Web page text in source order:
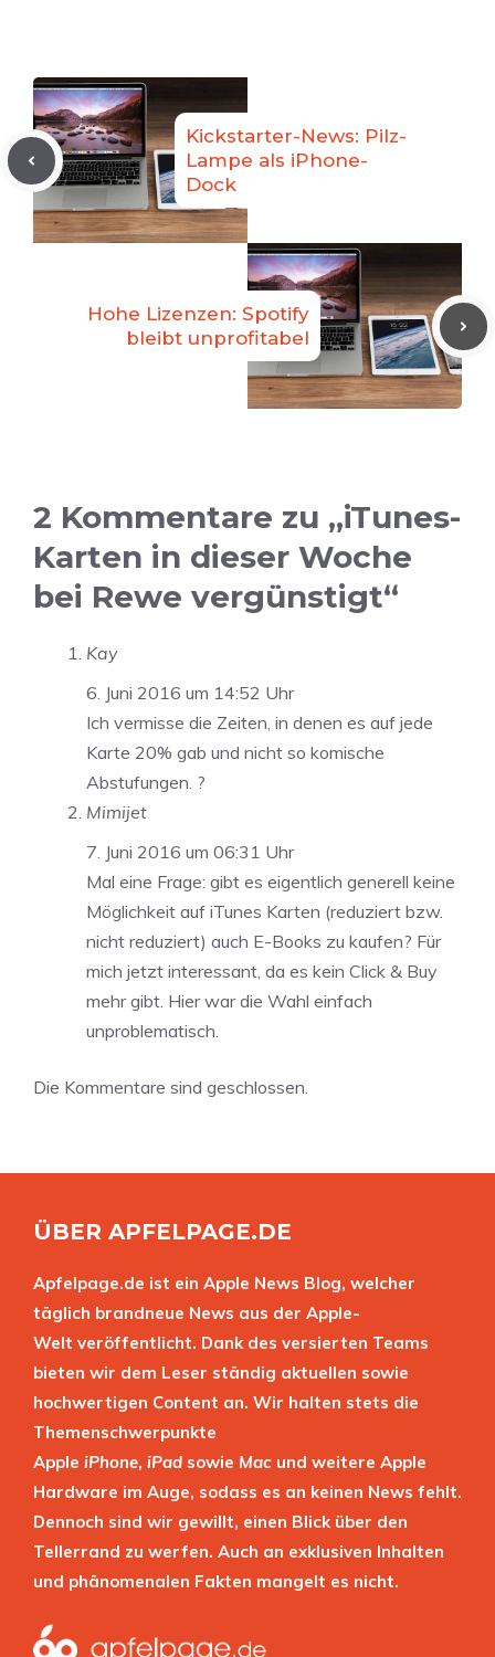
Kickstarter-News: Pilz-
Lampe als iPhone-
Dock
Hohe Lizenzen: Spotify
bleibt unprofitabel
2 Kommentare zu „iTunes-
Karten in dieser Woche
bei Rewe vergünstigt“
Kay
6. Juni 2016 um 14:52 Uhr
Ich vermisse die Zeiten, in denen es auf jede
Karte 20% gab und nicht so komische
Abstufungen. ?
Mimijet
7. Juni 2016 um 06:31 Uhr
Mal eine Frage: gibt es eigentlich generell keine
Möglichkeit auf iTunes Karten (reduziert bzw.
nicht reduziert) auch E-Books zu kaufen? Für
mich jetzt interessant, da es kein Click & Buy
mehr gibt. Hier war die Wahl einfach
unproblematisch.
Die Kommentare sind geschlossen.
ÜBER APFELPAGE.DE
Apfelpage.de ist ein Apple News Blog, welcher
täglich brandneue News aus der Apple-
Welt veröffentlicht. Dank des versierten Teams
bieten wir dem Leser ständig aktuellen sowie
hochwertigen Content an. Wir halten stets die
Themenschwerpunkte
Apple iPhone, iPad sowie Mac und weitere Apple
Hardware im Auge, sodass es an keinen News fehlt.
Dennoch sind wir gewillt, einen Blick über den
Tellerrand zu werfen. Auch an exklusiven Inhalten
und phänomenalen Fakten mangelt es nicht.